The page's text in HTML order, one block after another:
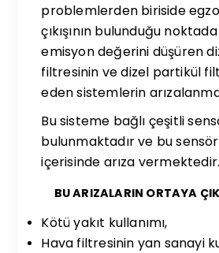
problemlerden biriside
çıkışının bulunduğu
emisyon değerini düşüren
filtresinin ve dizel partikül
eden sistemlerin
Bu sisteme bağlı çeşitli
bulunmaktadır ve bu
içerisinde arıza vermektedir.
BU ARIZALARIN ORTAYA
Kötü yakıt kullanımı,
Hava filtresinin yan sanayi